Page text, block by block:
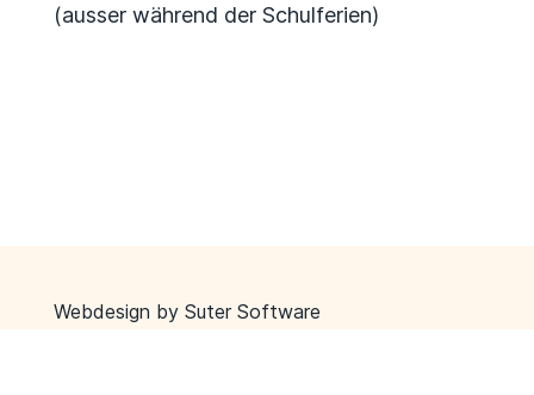
(ausser während der Schulferien)
Webdesign by Suter Software